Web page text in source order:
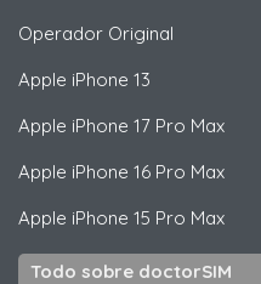
Operador Original
Apple iPhone 13
Apple iPhone 17 Pro Max
Apple iPhone 16 Pro Max
Apple iPhone 15 Pro Max
Todo sobre doctorSIM